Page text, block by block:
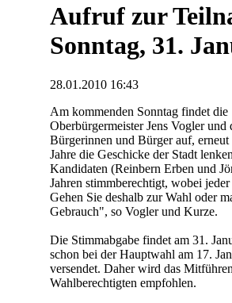
Aufruf zur
Sonntag, 31.
28.01.2010 16:43
Am kommenden Sonntag findet
Oberbürgermeister Jens Vogler
Bürgerinnen und Bürger auf,
Jahre die Geschicke der Stadt
Kandidaten (Reinbern Erben und
Jahren stimmberechtigt, wobei
Gehen Sie deshalb zur Wahl oder
Gebrauch", so Vogler und Kurze.
Die Stimmabgabe findet am 31.
schon bei der Hauptwahl am 17.
versendet. Daher wird das
Wahlberechtigten empfohlen.